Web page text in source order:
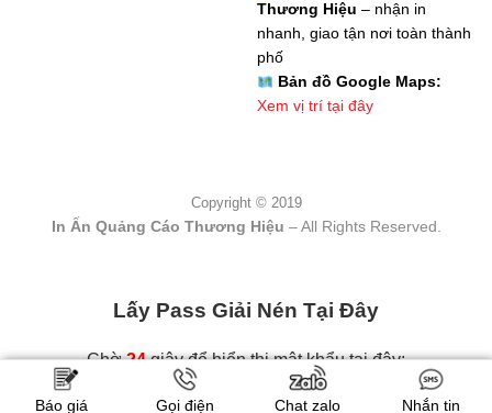
Thương Hiệu – nhận in
nhanh, giao tận nơi toàn thành
phố
Bản đồ Google Maps:
Xem vị trí tại đây
Copyright © 2019
In Ấn Quảng Cáo Thương Hiệu – All Rights Reserved.
Lấy Pass Giải Nén Tại Đây
Chờ23giây để hiển thị mật khẩu tại đây:
Báo giá Gọi điện Chat zalo Nhắn tin